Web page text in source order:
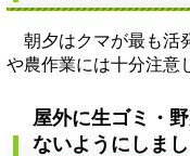
朝夕はクマが最も活
や農作業には十分注意
屋外に生ゴミ・
ないようにしまし